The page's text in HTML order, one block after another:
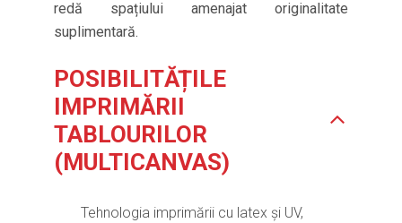
redă spațiului amenajat originalitate
suplimentară.
POSIBILITĂȚILE
IMPRIMĂRII
TABLOURILOR
(MULTICANVAS)
Tehnologia imprimării cu latex și UV,